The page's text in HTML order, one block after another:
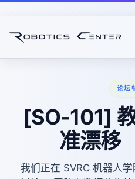
论坛
[SO-101]
准漂移
我们正在 SVRC 机器人